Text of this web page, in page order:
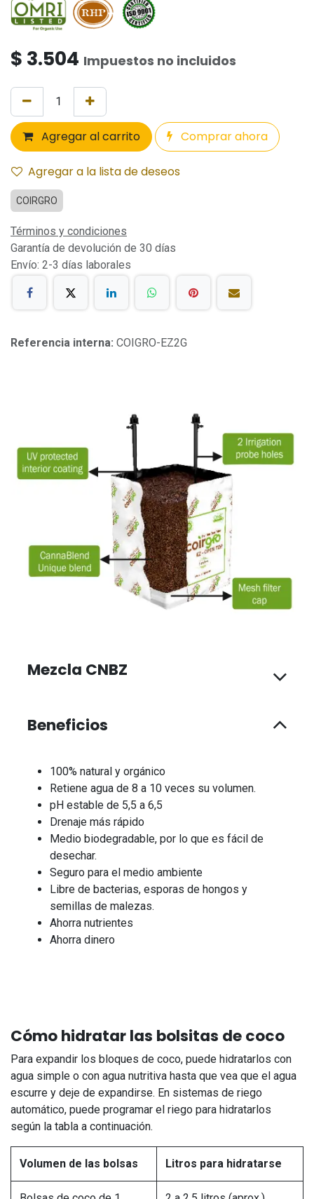
$ 3.504 Impuestos no incluidos
Agregar al carrito Comprar ahora
Agregar a la lista de deseos
COIRGRO
Términos y condiciones
Garantía de devolución de 30 días
Envío: 2-3 días laborales
Referencia interna: COIGRO-EZ2G
Mezcla CNBZ
Beneficios
100% natural y orgánico
Retiene agua de 8 a 10 veces su volumen.
pH estable de 5,5 a 6,5
Drenaje más rápido
Medio biodegradable, por lo que es fácil de
desechar.
Seguro para el medio ambiente
Libre de bacterias, esporas de hongos y
semillas de malezas.
Ahorra nutrientes
Ahorra dinero
Cómo hidratar las bolsitas de coco
Para expandir los bloques de coco, puede hidratarlos con
agua simple o con agua nutritiva hasta que vea que el agua
escurre y deje de expandirse. En sistemas de riego
automático, puede programar el riego para hidratarlos
según la tabla a continuación.
Volumen de las bolsas Litros para hidratarse